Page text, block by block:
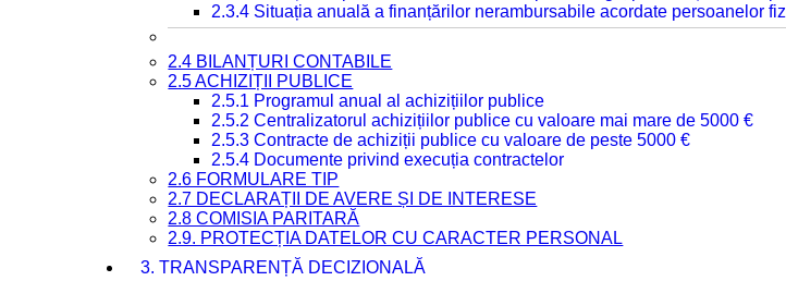
2.3.4 Situația anuală a finanțărilor nerambursabile acordate persoanelor
2.4 BILANȚURI CONTABILE
2.5 ACHIZIȚII PUBLICE
2.5.1 Programul anual al achizițiilor publice
2.5.2 Centralizatorul achizițiilor publice cu valoare mai mare de 5000 €
2.5.3 Contracte de achiziții publice cu valoare de peste 5000 €
2.5.4 Documente privind execuția contractelor
2.6 FORMULARE TIP
2.7 DECLARAȚII DE AVERE ȘI DE INTERESE
2.8 COMISIA PARITARĂ
2.9. PROTECȚIA DATELOR CU CARACTER PERSONAL
3. TRANSPARENȚĂ DECIZIONALĂ